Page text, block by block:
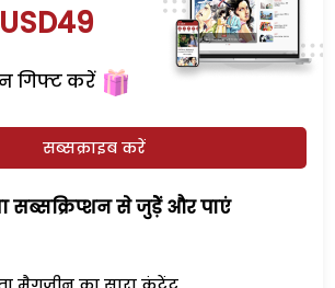
USD49
गिफ्ट करें
सब्सक्राइब करें
सब्सक्रिप्शन से जुड़ेें और पाएं